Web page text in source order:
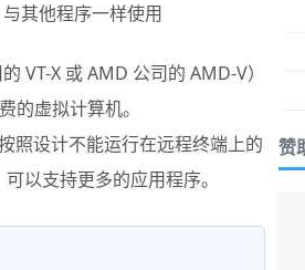
其他程序一样使用
VT-X 或 AMD 公司的 AMD-V）
的虚拟计算机。
照设计不能运行在远程终端上的
以支持更多的应用程序。
赞